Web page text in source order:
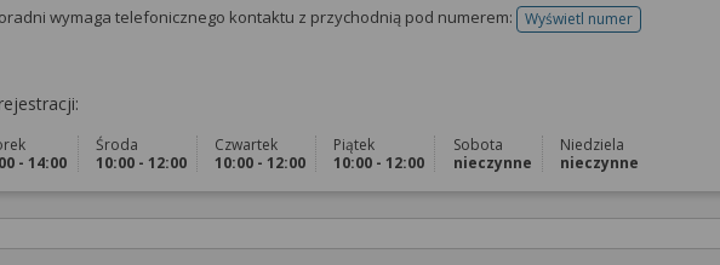
wymaga telefonicznego kontaktu z przychodnią pod numerem: Wyświetl numertelefonu do rejestracji
- 14:00
Środa
10:00 - 12:00
Czwartek
10:00 - 12:00
Piątek
10:00 - 12:00
Sobota
nieczynne
Niedziela
nieczynne